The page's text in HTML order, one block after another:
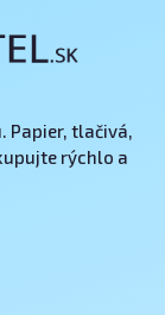
Papier, tlačivá,
rýchlo a